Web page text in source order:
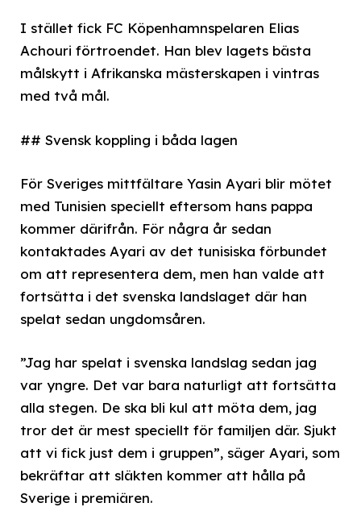
I stället fick FC Köpenhamnspelaren Elias
Achouri förtroendet. Han blev lagets bästa
målskytt i Afrikanska mästerskapen i vintras
med två mål.
## Svensk koppling i båda lagen
För Sveriges mittfältare Yasin Ayari blir mötet
med Tunisien speciellt eftersom hans pappa
kommer därifrån. För några år sedan
kontaktades Ayari av det tunisiska förbundet
om att representera dem, men han valde att
fortsätta i det svenska landslaget där han
spelat sedan ungdomsåren.
”Jag har spelat i svenska landslag sedan jag
var yngre. Det var bara naturligt att fortsätta
alla stegen. De ska bli kul att möta dem, jag
tror det är mest speciellt för familjen där. Sjukt
att vi fick just dem i gruppen”, säger Ayari, som
bekräftar att släkten kommer att hålla på
Sverige i premiären.